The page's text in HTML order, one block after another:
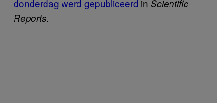
donderdag werd gepubliceerd in Scientific
Reports.